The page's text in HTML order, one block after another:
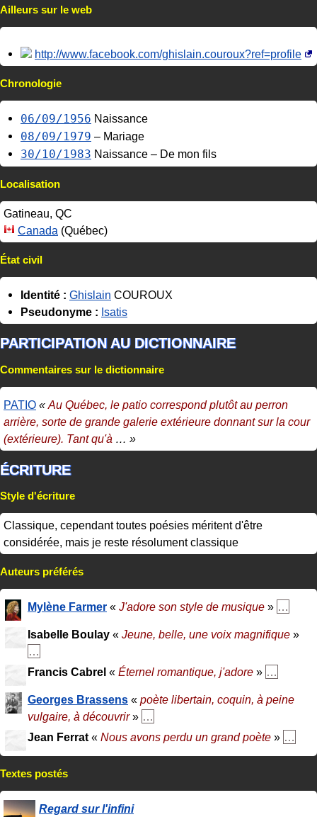
Ailleurs sur le web
http://www.facebook.com/ghislain.couroux?ref=profile
Chronologie
06/09/1956 Naissance
08/09/1979 – Mariage
30/10/1983 Naissance – De mon fils
Localisation
Gatineau, QC
Canada (Québec)
État civil
Identité : Ghislain COUROUX
Pseudonyme : Isatis
PARTICIPATION AU DICTIONNAIRE
Commentaires sur le dictionnaire
PATIO « Au Québec, le patio correspond plutôt au perron
arrière, sorte de grande galerie extérieure donnant sur la cour
(extérieure). Tant qu'à … »
ÉCRITURE
Style d'écriture
Classique, cependant toutes poésies méritent d'être
considérée, mais je reste résolument classique
Auteurs préférés
Mylène Farmer « J'adore son style de musique » …
Isabelle Boulay « Jeune, belle, une voix magnifique »
…
Francis Cabrel « Éternel romantique, j'adore » …
Georges Brassens « poète libertain, coquin, à peine
vulgaire, à découvrir» …
Jean Ferrat « Nous avons perdu un grand poète » …
Textes postés
Regard sur l'infini